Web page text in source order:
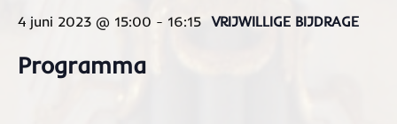
4 juni 2023 @ 15:00 - 16:15 VRIJWILLIGE BIJDRAGE
Programma